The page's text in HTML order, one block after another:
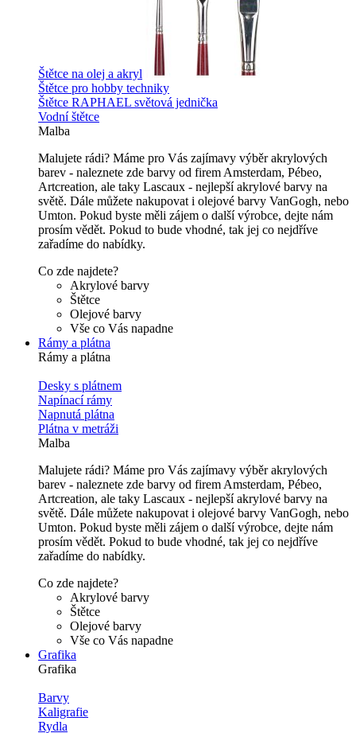
Štětce na olej a akryl
Štětce pro hobby techniky
Štětce RAPHAEL světová jednička
Vodní štětce
Malba
Malujete rádi? Máme pro Vás zajímavy výběr akrylových
barev - naleznete zde barvy od firem Amsterdam, Pébeo,
Artcreation, ale taky Lascaux - nejlepší akrylové barvy na
světě. Dále můžete nakupovat i olejové barvy VanGogh, nebo
Umton. Pokud byste měli zájem o další výrobce, dejte nám
prosím vědět. Pokud to bude vhodné, tak jej co nejdříve
zařadíme do nabídky.
Co zde najdete?
Akrylové barvy
Štětce
Olejové barvy
Vše co Vás napadne
Rámy a plátna
Rámy a plátna
Desky s plátnem
Napínací rámy
Napnutá plátna
Plátna v metráži
Malba
Malujete rádi? Máme pro Vás zajímavy výběr akrylových
barev - naleznete zde barvy od firem Amsterdam, Pébeo,
Artcreation, ale taky Lascaux - nejlepší akrylové barvy na
světě. Dále můžete nakupovat i olejové barvy VanGogh, nebo
Umton. Pokud byste měli zájem o další výrobce, dejte nám
prosím vědět. Pokud to bude vhodné, tak jej co nejdříve
zařadíme do nabídky.
Co zde najdete?
Akrylové barvy
Štětce
Olejové barvy
Vše co Vás napadne
Grafika
Grafika
Barvy
Kaligrafie
Rydla